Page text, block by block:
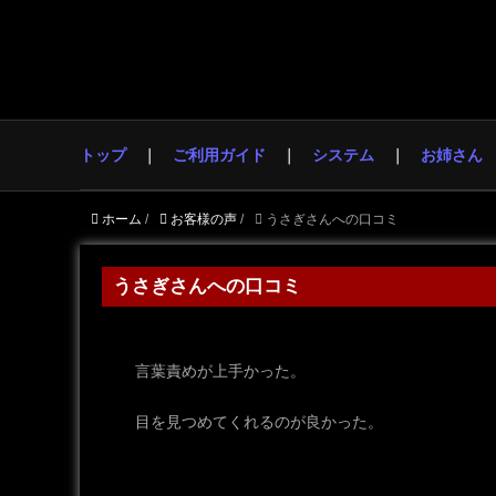
トップ ご利用ガイド システム お姉さん
ホーム / お客様の声 / うさぎさんへの口コミ
うさぎさんへの口コミ
言葉責めが上手かった。
目を見つめてくれるのが良かった。